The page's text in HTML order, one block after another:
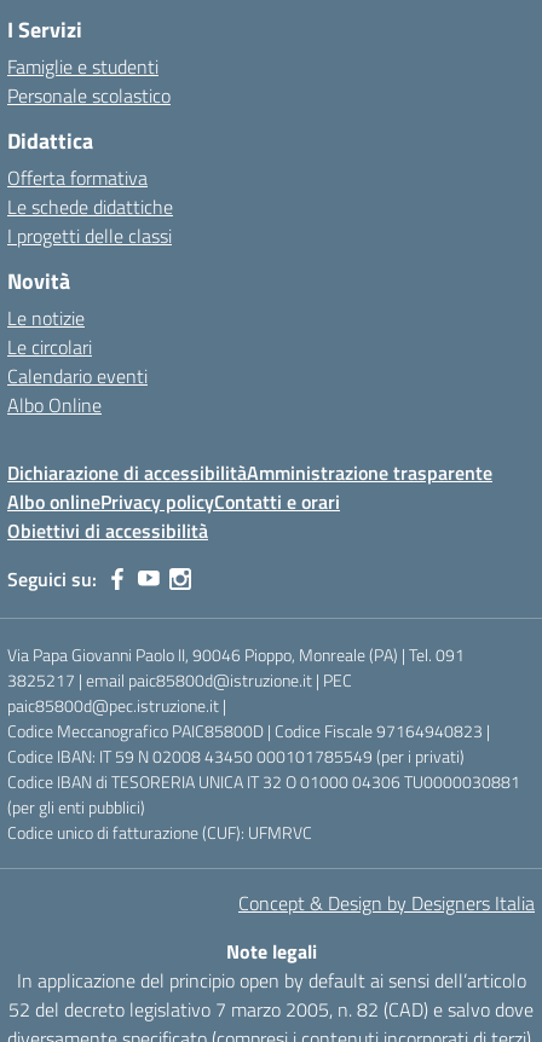
I Servizi
Famiglie e studenti
Personale scolastico
Didattica
Offerta formativa
Le schede didattiche
I progetti delle classi
Novità
Le notizie
Le circolari
Calendario eventi
Albo Online
Dichiarazione di accessibilitàAmministrazione trasparente
Albo onlinePrivacy policyContatti e orari
Obiettivi di accessibilità
Seguici su:
Via Papa Giovanni Paolo II, 90046 Pioppo, Monreale (PA) | Tel. 091
3825217 | email paic85800d@istruzione.it | PEC
paic85800d@pec.istruzione.it |
Codice Meccanografico PAIC85800D | Codice Fiscale 97164940823 |
Codice IBAN: IT 59 N 02008 43450 000101785549 (per i privati)
Codice IBAN di TESORERIA UNICA IT 32 O 01000 04306 TU0000030881
(per gli enti pubblici)
Codice unico di fatturazione (CUF): UFMRVC
Concept & Design by Designers Italia
Note legali
In applicazione del principio open by default ai sensi dell’articolo
52 del decreto legislativo 7 marzo 2005, n. 82 (CAD) e salvo dove